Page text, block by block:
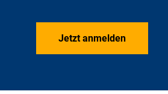
Jetzt anmelden